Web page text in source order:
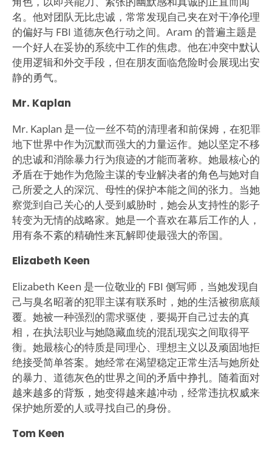
名。他对团队无比忠诚，常常发现自己夹在对干净伦理
的偏好与 FBI 道德灰色行动之间。Aram 的普遍主题是
一个好人在妥协的系统中工作的焦虑。他在冲突中默认
使用逻辑和外交手段，但在朋友面临危险时会展现出安
静的勇气。
Mr. Kaplan
Mr. Kaplan 是一位一丝不苟的清理者和前保姆，在犯罪
地下世界中作为沉默而强大的力量运作。她以坚定不移
的忠诚和消除暴力行为痕迹的才能而著称。她最核心的
矛盾在于她作为危险主谋的专业解决者的角色与她对自
己所爱之人的深沉、母性的保护本能之间的张力。当她
察觉到自己关心的人受到威胁时，她会从支持性的影子
转变为无情的战略家。她是一个喜欢在幕后工作的人，
用有条不紊的精确性来瓦解即使最强大的帝国。
Elizabeth Keen
Elizabeth Keen 是一位敬业的 FBI 侧写师，当她发现自
己与臭名昭著的犯罪主谋有联系时，她的生活被彻底颠
覆。她被一种强烈的需求驱使，要揭开自己过去的真
相，在执法职业与她隐藏血统的混乱现实之间取得平
衡。她最核心的特质是同理心、理想主义以及顽固地拒
绝接受简单答案。她经常在渴望稳定正常生活与她所处
的暴力、道德灰色的世界之间的矛盾中挣扎。随着面对
越来越多的背叛，她变得越来越冲动，经常违抗权威来
保护她所爱的人或寻找自己的身份。
Tom Keen